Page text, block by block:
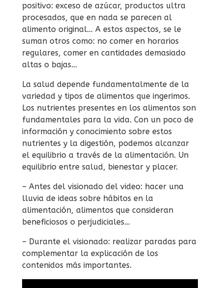
positivo: exceso de azúcar, productos ultra
procesados, que en nada se parecen al
alimento original… A estos aspectos, se le
suman otros como: no comer en horarios
regulares, comer en cantidades demasiado
altas o bajas…
La salud depende fundamentalmente de la
variedad y tipos de alimentos que ingerimos.
Los nutrientes presentes en los alimentos son
fundamentales para la vida. Con un poco de
información y conocimiento sobre estos
nutrientes y la digestión, podemos alcanzar
el equilibrio a través de la alimentación. Un
equilibrio entre salud, bienestar y placer.
– Antes del visionado del video: hacer una
lluvia de ideas sobre hábitos en la
alimentación, alimentos que consideran
beneficiosos o perjudiciales…
– Durante el visionado: realizar paradas para
complementar la explicación de los
contenidos más importantes.